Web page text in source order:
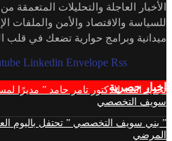
الأخبار العاجلة والتحليلات
للسياسة والاقتصاد والأمن والملفات
ميدانية وبرامج حوارية تضعك في قلب
Linkedin Envelope Rss
اخبار حصرية
تجديد الثقة للدكتور تامر حامد ” مديرًا
سويف التخصصي
” بني سويف التخصصي ” تحتفل باليوم
المرضي